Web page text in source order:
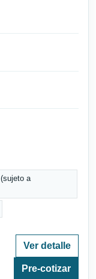
a
Ver detalle
Pre-cotizar